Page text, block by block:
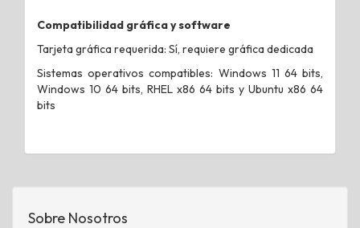
Compatibilidad gráfica y software
Tarjeta gráfica requerida: Sí, requiere gráfica dedicada
Sistemas operativos compatibles: Windows 11 64 bits,
Windows 10 64 bits, RHEL x86 64 bits y Ubuntu x86 64
bits
Sobre Nosotros